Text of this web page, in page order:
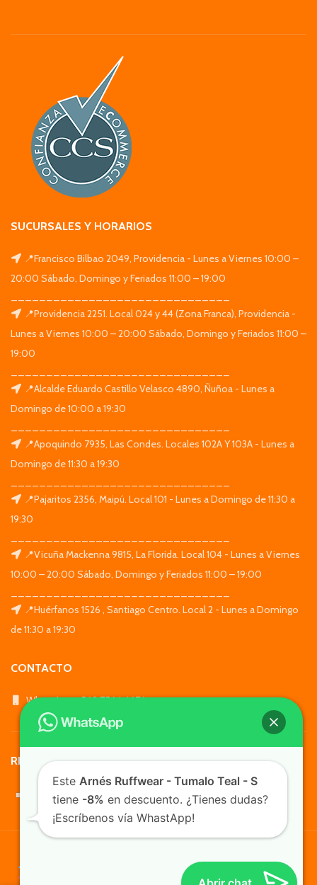
SUCURSALES Y HORARIOS
📍Francisco Bilbao 2049, Providencia - Lunes a Viernes 10:00 –
20:00 Sábado, Domingo y Feriados 11:00 – 19:00
📍Providencia 2251. Local 024 y 44 (Zona Franca), Providencia -
Lunes a Viernes 10:00 – 20:00 Sábado, Domingo y Feriados 11:00 –
19:00
📍Alcalde Eduardo Castillo Velasco 4890, Ñuñoa - Lunes a
Domingo de 10:00 a 19:30
📍Apoquindo 7935, Las Condes. Locales 102A Y 103A - Lunes a
Domingo de 11:30 a 19:30
📍Pajaritos 2356, Maipú. Local 101 - Lunes a Domingo de 11:30 a
19:30
📍Vicuña Mackenna 9815, La Florida. Local 104 - Lunes a Viernes
10:00 – 20:00 Sábado, Domingo y Feriados 11:00 – 19:00
📍Huérfanos 1526 , Santiago Centro. Local 2 - Lunes a Domingo
de 11:30 a 19:30
CONTACTO
WhatsApp: +569 7564 4676
REDES SOCIALES
TusMascotas.cl
Este Arnés Ruffwear - Tumalo Teal - S
tiene -8% en descuento. ¿Tienes dudas?
¡Escríbenos vía WhastApp!